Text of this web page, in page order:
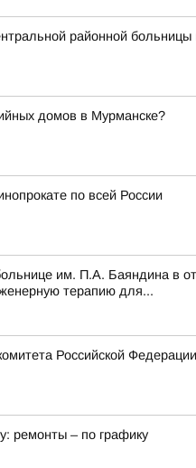
районной
домов в Мурманске?
по всей России
им. П.А. Баяндина в
терапию для...
Российской
ремонты – по графику